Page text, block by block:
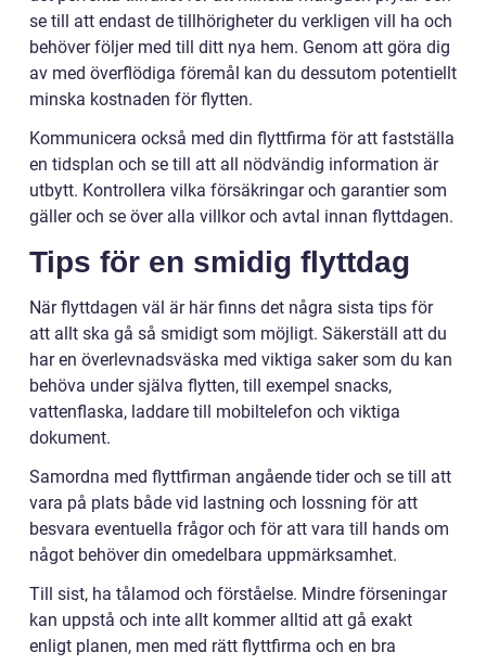
se till att endast de tillhörigheter du verkligen vill ha och
behöver följer med till ditt nya hem. Genom att göra dig
av med överflödiga föremål kan du dessutom potentiellt
minska kostnaden för flytten.
Kommunicera också med din flyttfirma för att fastställa
en tidsplan och se till att all nödvändig information är
utbytt. Kontrollera vilka försäkringar och garantier som
gäller och se över alla villkor och avtal innan flyttdagen.
Tips för en smidig flyttdag
När flyttdagen väl är här finns det några sista tips för
att allt ska gå så smidigt som möjligt. Säkerställ att du
har en överlevnadsväska med viktiga saker som du kan
behöva under själva flytten, till exempel snacks,
vattenflaska, laddare till mobiltelefon och viktiga
dokument.
Samordna med flyttfirman angående tider och se till att
vara på plats både vid lastning och lossning för att
besvara eventuella frågor och för att vara till hands om
något behöver din omedelbara uppmärksamhet.
Till sist, ha tålamod och förståelse. Mindre förseningar
kan uppstå och inte allt kommer alltid att gå exakt
enligt planen, men med rätt flyttfirma och en bra